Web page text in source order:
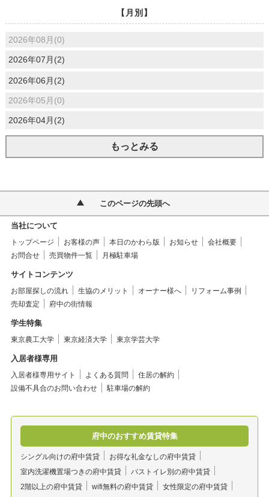
【月別】
2026年08月(0)
2026年07月(2)
2026年06月(2)
2026年05月(0)
2026年04月(2)
もっとみる
このページの先頭へ
当社について
トップページ お客様の声 本日のかわら版 お知らせ
会社概要
お問合せ
売買物件一覧 月極駐車場
サイトコンテンツ
お部屋探しの流れ 生協のメリット オーナー様へ
リフォーム事例
売却査定
府中の街情報
学生特集
東京農工大学 東京経済大学 東京学芸大学
入居者様専用
入居者様専用サイト よくある質問
住居の解約
設備不具合のお問い合わせ
駐車場の解約
府中のおすすめ賃貸特集
シングル向けの府中賃貸
お得な礼金なしの府中賃貸
室内洗濯機置場つきの府中賃貸
バストイレ別の府中賃貸
2階以上の府中賃貸
wifi無料の府中賃貸
女性限定の府中賃貸